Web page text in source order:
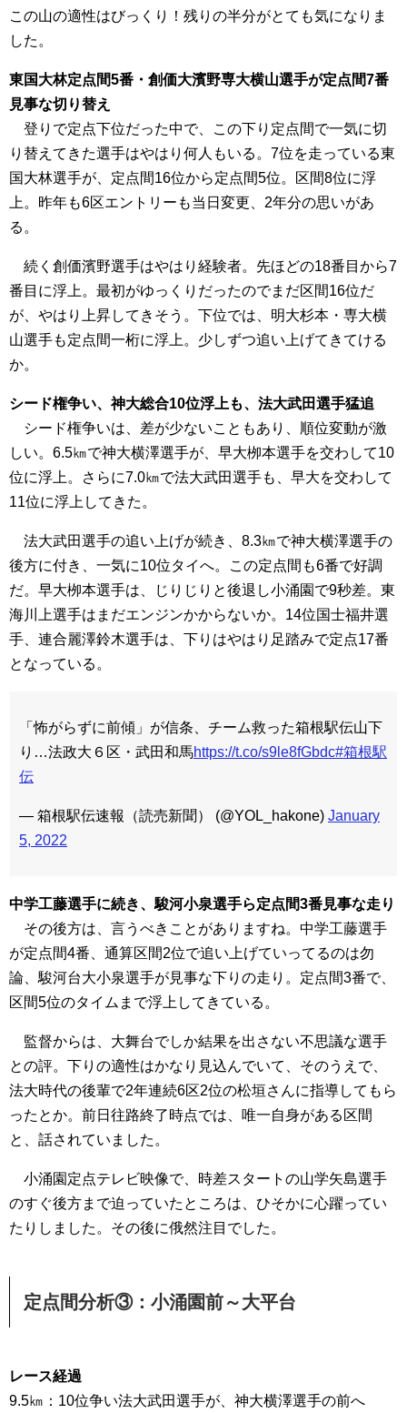
この山の適性はびっくり！残りの半分がとても気になりま
した。
東国大林定点間5番・創価大濱野専大横山選手が定点間7番
見事な切り替え
登りで定点下位だった中で、この下り定点間で一気に切
り替えてきた選手はやはり何人もいる。7位を走っている東
国大林選手が、定点間16位から定点間5位。区間8位に浮
上。昨年も6区エントリーも当日変更、2年分の思いがあ
る。
続く創価濱野選手はやはり経験者。先ほどの18番目から7
番目に浮上。最初がゆっくりだったのでまだ区間16位だ
が、やはり上昇してきそう。下位では、明大杉本・専大横
山選手も定点間一桁に浮上。少しずつ追い上げてきてける
か。
シード権争い、神大総合10位浮上も、法大武田選手猛追
シード権争いは、差が少ないこともあり、順位変動が激
しい。6.5㎞で神大横澤選手が、早大栁本選手を交わして10
位に浮上。さらに7.0㎞で法大武田選手も、早大を交わして
11位に浮上してきた。
法大武田選手の追い上げが続き、8.3㎞で神大横澤選手の
後方に付き、一気に10位タイへ。この定点間も6番で好調
だ。早大栁本選手は、じりじりと後退し小涌園で9秒差。東
海川上選手はまだエンジンかからないか。14位国士福井選
手、連合麗澤鈴木選手は、下りはやはり足踏みで定点17番
となっている。
「怖がらずに前傾」が信条、チーム救った箱根駅伝山下
り…法政大６区・武田和馬https://t.co/s9le8fGbdc#箱根駅
伝
— 箱根駅伝速報（読売新聞） (@YOL_hakone) January
5, 2022
中学工藤選手に続き、駿河小泉選手ら定点間3番見事な走り
その後方は、言うべきことがありますね。中学工藤選手
が定点間4番、通算区間2位で追い上げていってるのは勿
論、駿河台大小泉選手が見事な下りの走り。定点間3番で、
区間5位のタイムまで浮上してきている。
監督からは、大舞台でしか結果を出さない不思議な選手
との評。下りの適性はかなり見込んでいて、そのうえで、
法大時代の後輩で2年連続6区2位の松垣さんに指導してもら
ったとか。前日往路終了時点では、唯一自身がある区間
と、話されていました。
小涌園定点テレビ映像で、時差スタートの山学矢島選手
のすぐ後方まで迫っていたところは、ひそかに心躍ってい
たりしました。その後に俄然注目でした。
定点間分析③：小涌園前～大平台
レース経過
9.5㎞：10位争い法大武田選手が、神大横澤選手の前へ